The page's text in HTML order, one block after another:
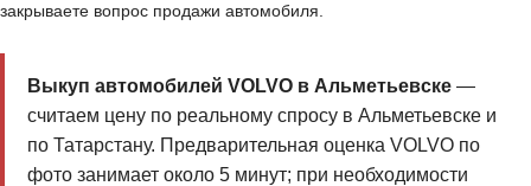
закрываете вопрос продажи автомобиля.
Выкуп автомобилей VOLVO в Альметьевске—
считаем цену по реальному спросу в Альметьевске и
по Татарстану. Предварительная оценка VOLVO по
фото занимает около 5 минут; при необходимости